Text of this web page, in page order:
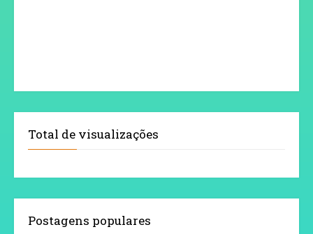
Total de visualizações
Postagens populares